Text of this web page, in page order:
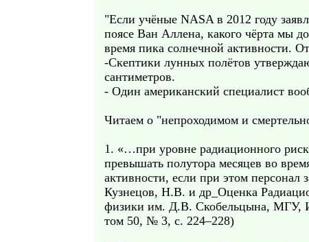
"Если учёные NASA в 2012 году
поясе Ван Аллена, какого чёрта мы
время пика солнечной активности.
-Скептики лунных полётов
сантиметров.
- Один американский специалист
Читаем о "непроходимом и
1. «…при уровне радиационного
превышать полутора месяцев во
активности, если при этом
Кузнецов, Н.В. и др_Оценка
физики им. Д.В. Скобельцына,
том 50, № 3, с. 224–228)